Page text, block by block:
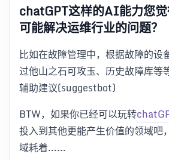
chatGPT这样的AI能力您
可能解决运维行业的问题？
比如在故障管理中，根据故障的设
过他山之石可攻玉、历史故障库等
辅助建议(suggestbot)
BTW，如果你已经可以玩转
投入到其他更能产生价值的领域吧
域耗着……